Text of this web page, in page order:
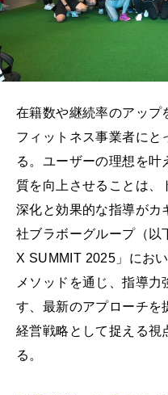
在籍数や継続率のアップ
フィットネス事業者にと
る。ユーザーの理想を
質を向上させることは、
深化と効果的な指導がカ
社ブラボーグループ（以
X SUMMIT 2025」にお
メソッドを通じ、指導
す、最新のアプローチを
経営戦略として捉える視
る。